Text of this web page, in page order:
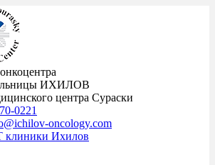
ИХИЛОВ
центра Сураски
0221
oncology.com
клиники Ихилов